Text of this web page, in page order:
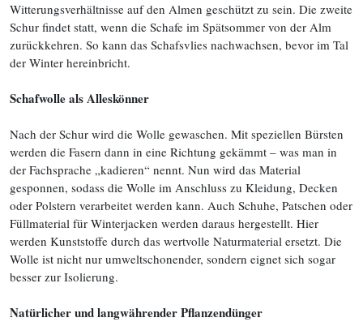
Witterungsverhältnisse auf den Almen geschützt zu sein. Die zweite
Schur findet statt, wenn die Schafe im Spätsommer von der Alm
zurückkehren. So kann das Schafsvlies nachwachsen, bevor im Tal
der Winter hereinbricht.
Schafwolle als Alleskönner
Nach der Schur wird die Wolle gewaschen. Mit speziellen Bürsten
werden die Fasern dann in eine Richtung gekämmt – was man in
der Fachsprache „kadieren“ nennt. Nun wird das Material
gesponnen, sodass die Wolle im Anschluss zu Kleidung, Decken
oder Polstern verarbeitet werden kann. Auch Schuhe, Patschen oder
Füllmaterial für Winterjacken werden daraus hergestellt. Hier
werden Kunststoffe durch das wertvolle Naturmaterial ersetzt. Die
Wolle ist nicht nur umweltschonender, sondern eignet sich sogar
besser zur Isolierung.
Natürlicher und langwährender Pflanzendünger